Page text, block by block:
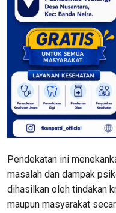
Pendekatan ini
masalah dan dampak
dihasilkan oleh tindakan
maupun masyarakat